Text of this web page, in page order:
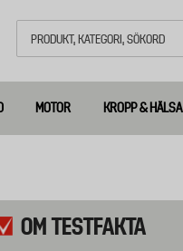
MOTOR KROPP & HÄLSA
OM TESTFAKTA